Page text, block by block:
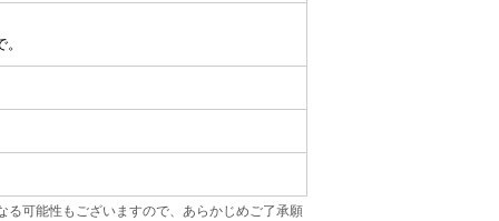
可能性もございますので、あらかじめご了承願